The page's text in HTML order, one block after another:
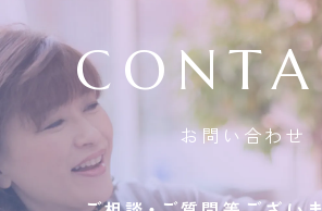
お問い合わせ